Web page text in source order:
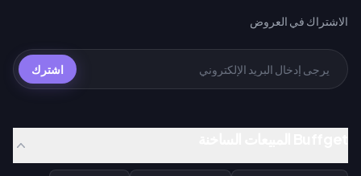
الاشتراك في العروض
اشترك